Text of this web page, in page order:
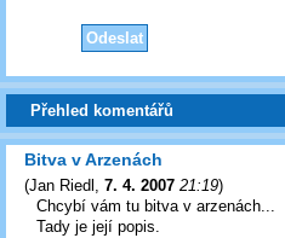
Přehled komentářů
Bitva v Arzenách
(Jan Riedl , 7. 4. 2007 21:19)
Chcybí vám tu bitva v arzenách...
Tady je její popis.